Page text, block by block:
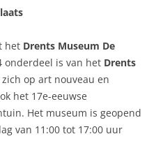
het Drents Museum De
onderdeel is van het Drents
op art nouveau en
het 17e-eeuwse
Het museum is geopend
van 11:00 tot 17:00 uur